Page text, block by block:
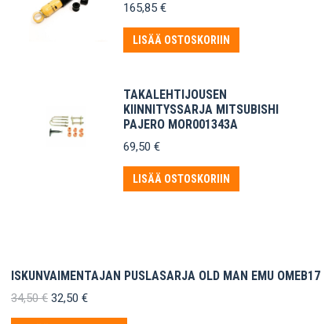
165,85 €
LISÄÄ OSTOSKORIIN
TAKALEHTIJOUSEN
KIINNITYSSARJA MITSUBISHI
PAJERO MOR001343A
69,50 €
LISÄÄ OSTOSKORIIN
ISKUNVAIMENTAJAN PUSLASARJA OLD MAN EMU OMEB17
34,50€ Alkuperäinen
32,50 €Nykyinen